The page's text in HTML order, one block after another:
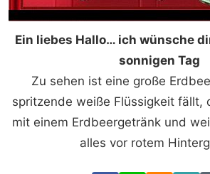
Ein liebes Hallo… ich wünsche
sonnigen Tag
Zu sehen ist eine große
spritzende weiße Flüssigkeit fällt,
mit einem Erdbeergetränk und
alles vor rotem